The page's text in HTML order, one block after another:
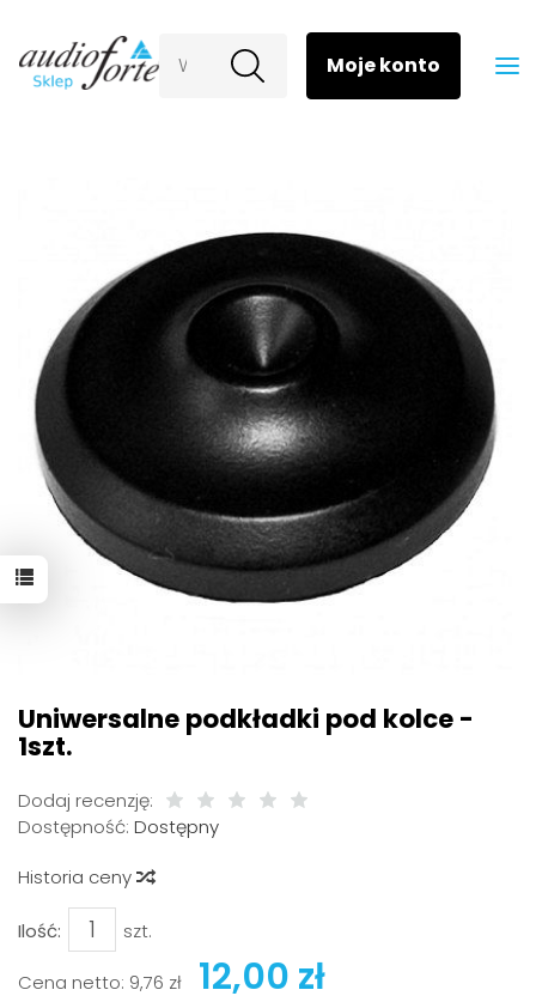
Wyszukaj
Uniwersalne podkładki pod kolce -
1szt.
Dodaj recenzję:
Dostępność: Dostępny
Historia ceny
Ilość: szt.
Cena netto: 9,76 zł 12,00 zł